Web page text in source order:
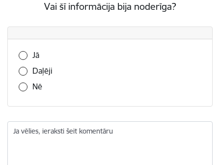
Vai šī informācija bija noderīga?
Vai šī informācija bija noderīga?
Jā
Daļēji
Nē
Ja vēlies, ieraksti šeit komentāru